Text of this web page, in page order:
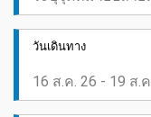
วันเดินทาง